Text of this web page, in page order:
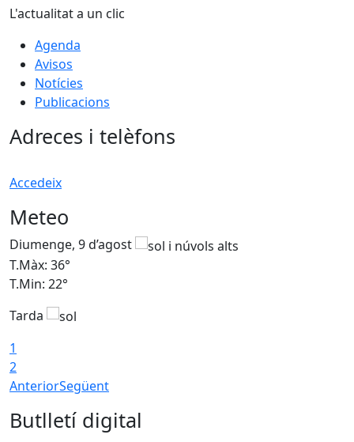
L'actualitat a un clic
Agenda
Avisos
Notícies
Publicacions
Adreces i telèfons
Accedeix
Meteo
Diumenge, 9 d’agost
T.Màx: 36°
T.Min: 22°
Tarda
1
2
AnteriorSegüent
Butlletí digital